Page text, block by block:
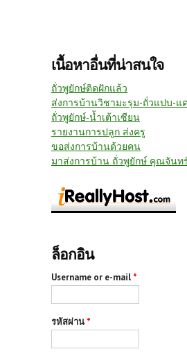
เนื้อหาอื่นที่น่าสนใจ
ถั่วพูยักษ์ติดฝักแล้ว
ส่งการบ้านวิชามะรุม-ถั่วแปบ-แ
ถั่วพูยักษ์-น้ำเต้าเซียน
รายงานการปลูก ส่งครู
ขอส่งการบ้านด้วยคน
มาส่งการบ้าน ถั่วพูยักษ์ คุณจันท
ล็อกอิน
Username or e-mail *
รหัสผ่าน *